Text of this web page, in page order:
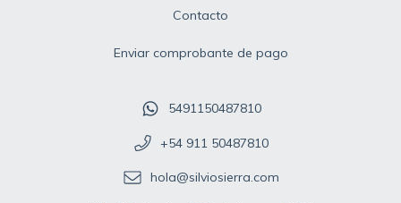
Contacto
Enviar comprobante de pago
5491150487810
+54 911 50487810
hola@silviosierra.com